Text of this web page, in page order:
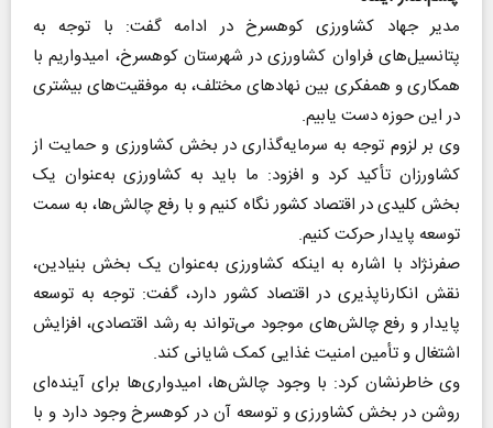
مدیر جهاد کشاورزی کوهسرخ در ادامه گفت: با توجه به
پتانسیل‌های فراوان کشاورزی در شهرستان کوهسرخ، امیدواریم با
همکاری و همفکری بین نهادهای مختلف، به موفقیت‌های بیشتری
در این حوزه دست یابیم.
وی بر لزوم توجه به سرمایه‌گذاری در بخش کشاورزی و حمایت از
کشاورزان تأکید کرد و افزود: ما باید به کشاورزی به‌عنوان یک
بخش کلیدی در اقتصاد کشور نگاه کنیم و با رفع چالش‌ها، به سمت
توسعه پایدار حرکت کنیم.
صفرنژاد با اشاره به اینکه کشاورزی به‌عنوان یک بخش بنیادین،
نقش انکارناپذیری در اقتصاد کشور دارد، گفت: توجه به توسعه
پایدار و رفع چالش‌های موجود می‌تواند به رشد اقتصادی، افزایش
اشتغال و تأمین امنیت غذایی کمک شایانی کند.
وی خاطرنشان کرد: با وجود چالش‌ها، امیدواری‌ها برای آینده‌ای
روشن در بخش کشاورزی و توسعه آن در کوهسرخ وجود دارد و با